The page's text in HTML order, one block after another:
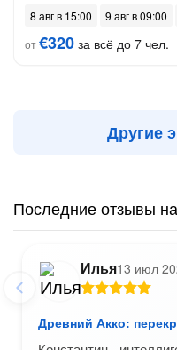
8 авг в 15:00
9 авг в 09:00
от€320 за всё до 7 чел.
Другие
Последние отзывы на
Илья13 июл
Древний Акко: